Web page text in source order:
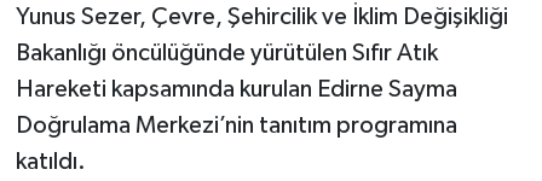
Yunus Sezer, Çevre, Şehircilik ve İklim Değişikliği
Bakanlığı öncülüğünde yürütülen Sıfır Atık
Hareketi kapsamında kurulan Edirne Sayma
Doğrulama Merkezi’nin tanıtım programına
katıldı.